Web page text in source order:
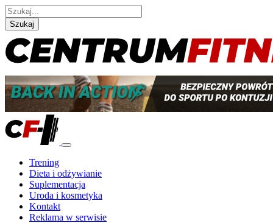
Szukaj
Trening
Dieta i odżywianie
Suplementacja
Uroda i kosmetyka
Kontakt
Reklama w serwisie